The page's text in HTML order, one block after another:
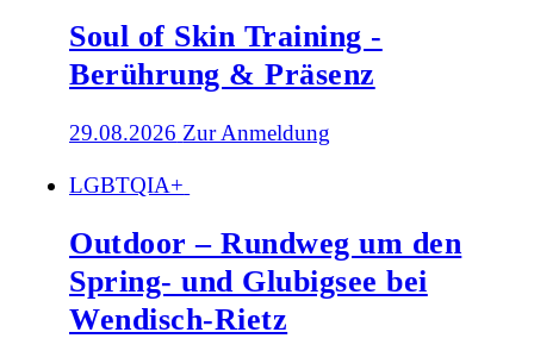
Soul of Skin Training -
Berührung & Präsenz
29.08.2026 Zur Anmeldung
LGBTQIA+
Outdoor – Rundweg um den
Spring- und Glubigsee bei
Wendisch-Rietz